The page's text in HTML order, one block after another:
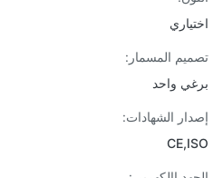
المسمار:
واحد
الشهادات: